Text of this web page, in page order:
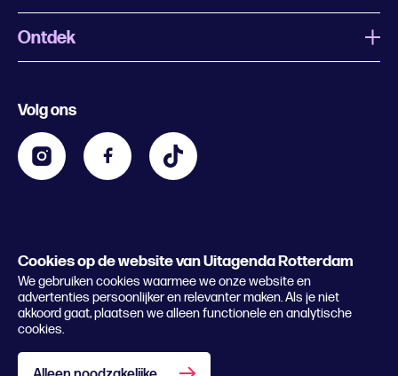
Cookies op de website van Uitagenda Rotterdam
We gebruiken cookies waarmee we onze website en
advertenties persoonlijker en relevanter maken. Als je niet
akkoord gaat, plaatsen we alleen functionele en analytische
cookies.
Wat is Uitagenda Rotterdam
Contact
Zakelijk
Lees het magazine
Ontdek
Kids
Volg ons
© 2026 Rotterdam Festivals